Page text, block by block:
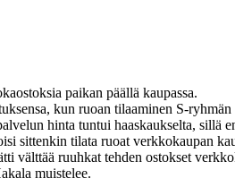
paikan päällä kaupassa.
kun ruoan tilaaminen S-
hinta tuntui haaskaukselta, sillä
sittenkin tilata ruoat verkkokaupan
välttää ruuhkat tehden ostokset
muistelee.